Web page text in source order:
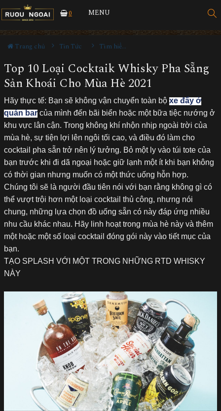
0 MENU
Trang chủ Tin Tức Tìm hiểu về rượu
Top 10 Loại Cocktaik Whisky Pha Sẵng
Sản Khoái Cho Mùa Hè 2021
Hãy thực tế: Bạn sẽ không vận chuyển toàn bộ xe đẩy ở
quán bar của mình đến bãi biển hoặc một bữa tiệc nướng ở
khu vực lân cận. Trong không khí nhộn nhịp ngoài trời của
mùa hè, sự tiện lợi lên ngôi tối cao, và điều đó làm cho
cocktail pha sẵn trở nên lý tưởng. Bỏ một ly vào túi tote của
bạn trước khi đi dã ngoại hoặc giữ lạnh một ít khi bạn không
có thời gian nhưng muốn có một thức uống hỗn hợp.
Chúng tôi sẽ là người đầu tiên nói với bạn rằng không gì có
thể vượt trội hơn một loại cocktail thủ công, nhưng nói
chung, những lựa chọn đồ uống sẵn có này đáp ứng nhiều
nhu cầu khác nhau. Hãy linh hoạt trong mùa hè này và thêm
một hoặc một số loại cocktail đóng gói này vào tiết mục của
bạn.
TẠO SPLASH VỚI MỘT TRONG NHỮNG RTD WHISKY
NÀY